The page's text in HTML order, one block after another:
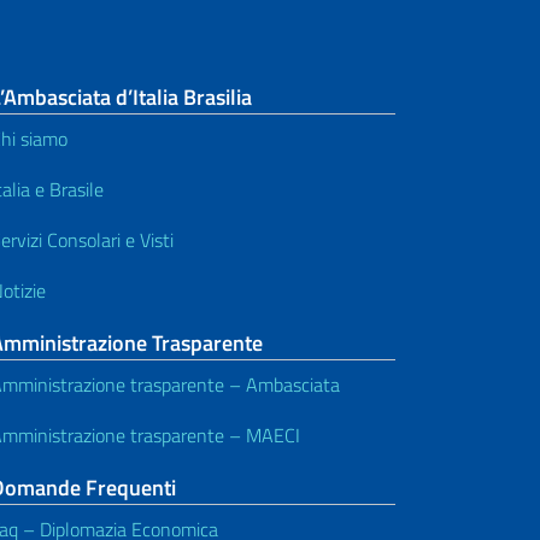
d’Italia Brasilia
siamo
e Brasile
Consolari e Visti
Trasparente
trasparente – Ambasciata
trasparente – MAECI
Frequenti
– Diplomazia Economica